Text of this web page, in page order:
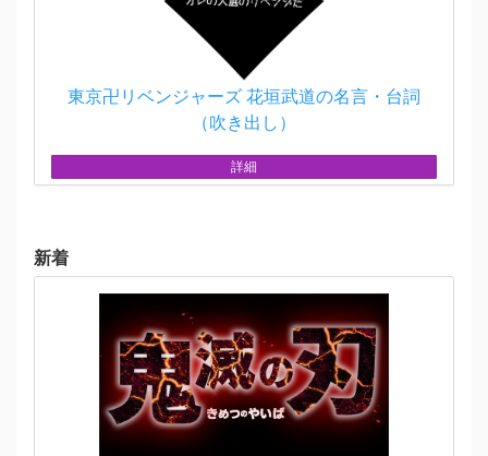
東京卍リベンジャーズ 花垣武道の名言・台詞
（吹き出し）
詳細
新着